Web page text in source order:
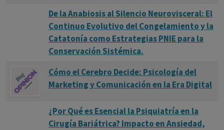
De la Anabiosis al Silencio Neurovisceral: El
Continuo Evolutivo del Congelamiento y la
Catatonía como Estrategias PNIE para la
Conservación Sistémica.
Cómo el Cerebro Decide: Psicología del
Marketing y Comunicación en la Era Digital
¿Por Qué es Esencial la Psiquiatría en la
Cirugía Bariátrica? Impacto en Ansiedad,